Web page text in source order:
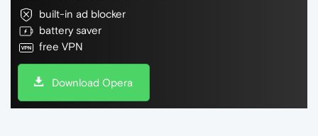
built-in ad blocker
battery saver
free VPN
Download Opera